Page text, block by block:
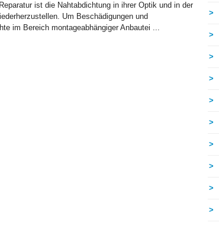
ist die Nahtabdichtung in ihrer Optik und in der
Um Beschädigungen und
im Bereich montageabhängiger Anbautei ...